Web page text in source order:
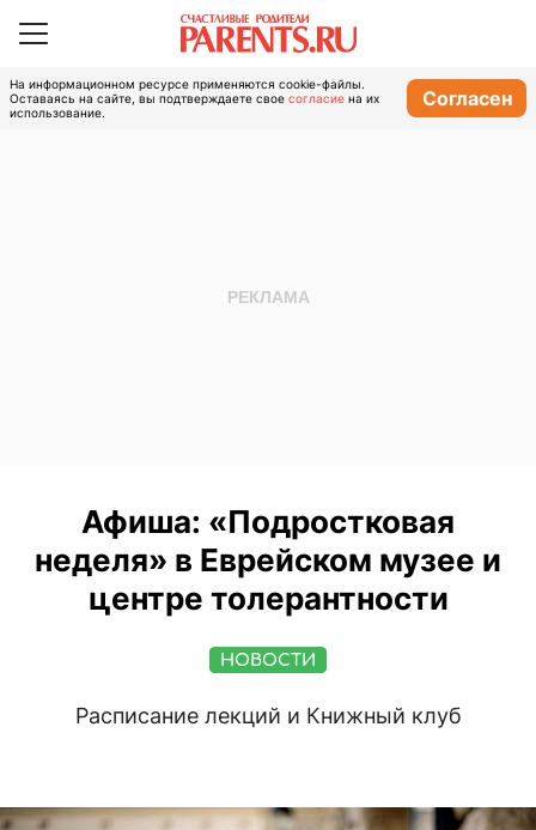
На информационном ресурсе применяются cookie-файлы.
Оставаясь на сайте, вы подтверждаете свое согласие на их
использование.
Согласен
Афиша: «Подростковая
неделя» в Еврейском музее и
центре толерантности
НОВОСТИ
Расписание лекций и Книжный клуб